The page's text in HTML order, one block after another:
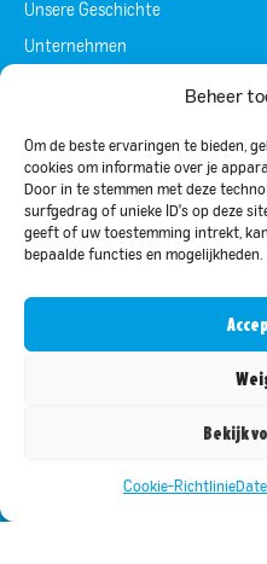
Beheer
Om de beste ervaringen te bieden,
cookies om informatie over je
Door in te stemmen met deze
surfgedrag of unieke ID's op deze
geeft of uw toestemming intrekt,
bepaalde functies en mogelijkheden.
Bekijk
Cookie-Richtlinie
Unsere Geschichte
Unternehmen
Sonstiges
Kampagnen und Aktionen
Nachhaltigkeit
Inspiration und Tipps
Häufig gestellte Fragen
Bleibe auf dem Laufenden
Trage dich in unsere